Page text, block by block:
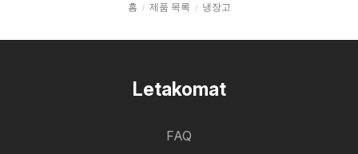
홈 제품 목록 냉장고
Letakomat
FAQ